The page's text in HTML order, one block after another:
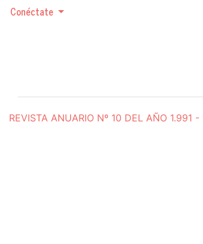
Conéctate
REVISTA ANUARIO Nº 10 DEL AÑO 1.991